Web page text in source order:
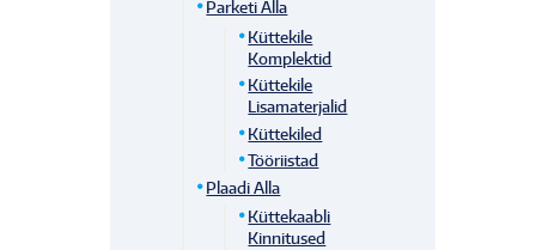
Parketi Alla
Küttekile
Komplektid
Küttekile
Lisamaterjalid
Küttekiled
Tööriistad
Plaadi Alla
Küttekaabli
Kinnitused